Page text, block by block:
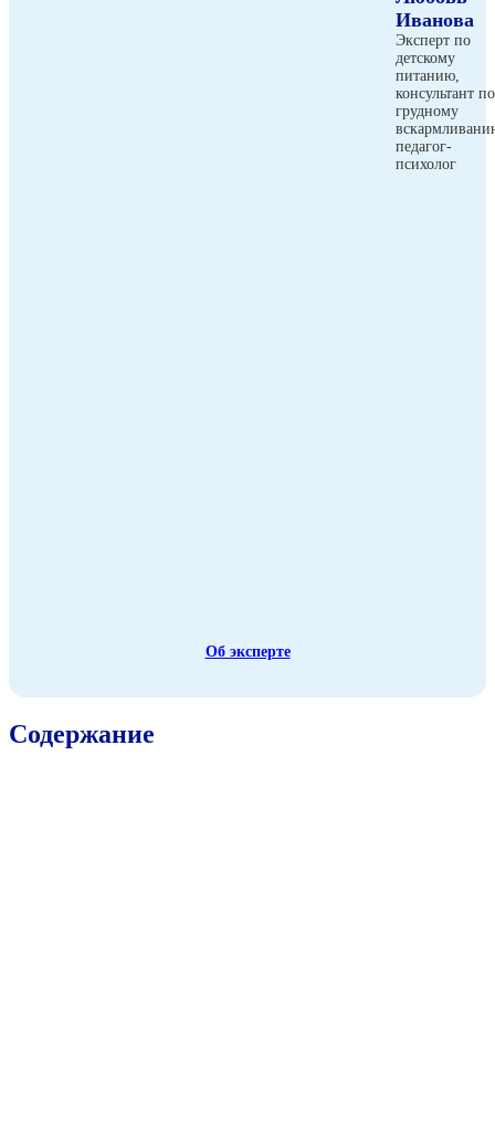
Иванова
Эксперт по
детскому
питанию,
консультант по
грудному
педагог-
психолог
Об эксперте
Содержание